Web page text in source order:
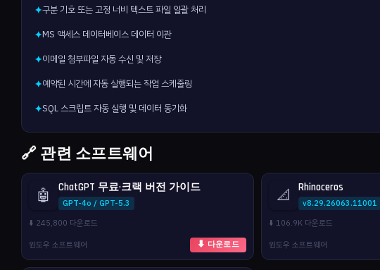
✦구분 기호 또는 고정 너비 텍스트 파일 일괄 처리
✦MS 액세스 데이터베이스 데이터 이관
✦이메일 첨부파일 자동 수신 및 저장
✦예약된 시간에 자동 실행되는 작업 스케줄링
✦SQL 스크립트 자동 실행 및 데이터 동기화
🔗 관련 소프트웨어
🤖 ChatGPT 무료·크랙 버전 가이드
GPT-4o / GPT-5.3
⬇️ 245,800 다운로드
윈도우 소프트웨어
⬇ 다운로드
📐 Rhinoceros
v8.29.26063.11001
⬇️ 106.9K 다운로드
윈도우 소프트웨어